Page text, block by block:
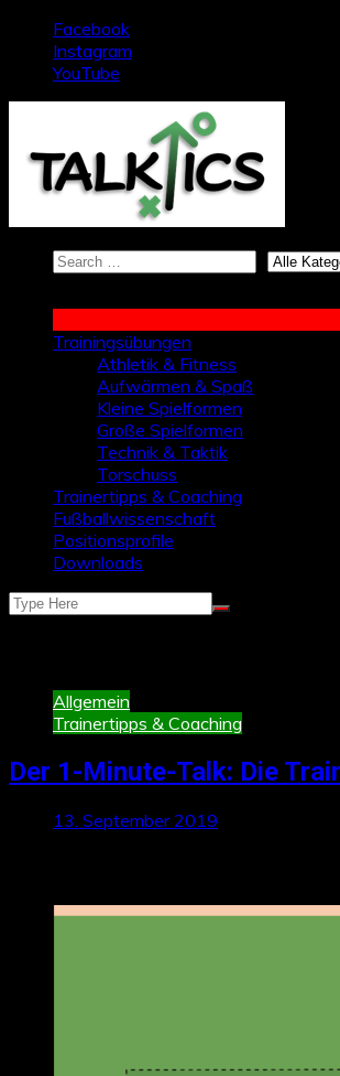
springen
Facebook
Instagram
YouTube
Trainingsübungen
Athletik & Fitness
Aufwärmen & Spaß
Kleine Spielformen
Große Spielformen
Technik & Taktik
Torschuss
Trainertipps & Coaching
Fußballwissenschaft
Positionsprofile
Downloads
Allgemein
Trainertipps & Coaching
Der 1-Minute-Talk: Die
13. September 2019